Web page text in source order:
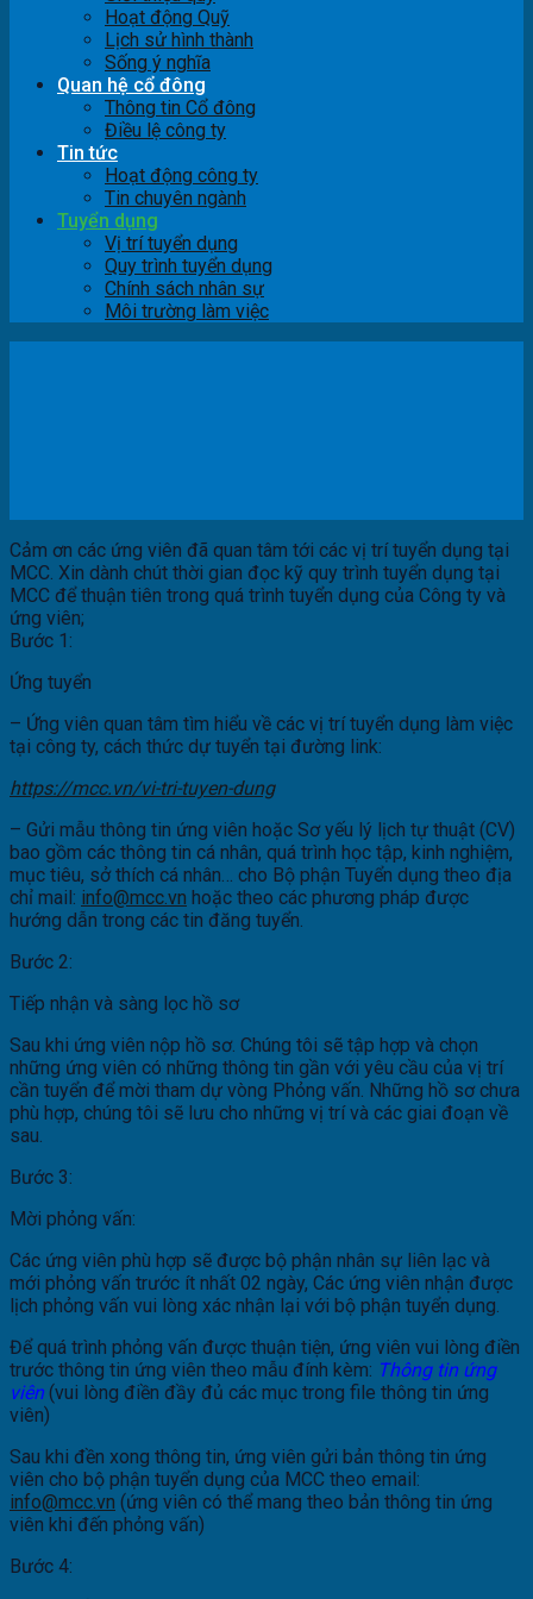
Hoạt động Quỹ
Lịch sử hình thành
Sống ý nghĩa
Quan hệ cổ đông
Thông tin Cổ đông
Điều lệ công ty
Tin tức
Hoạt động công ty
Tin chuyên ngành
Tuyển dụng
Vị trí tuyển dụng
Quy trình tuyển dụng
Chính sách nhân sự
Môi trường làm việc
Cảm ơn các ứng viên đã quan tâm tới các vị trí tuyển dụng tại
MCC. Xin dành chút thời gian đọc kỹ quy trình tuyển dụng tại
MCC để thuận tiên trong quá trình tuyển dụng của Công ty và
ứng viên;
Bước 1:
Ứng tuyển
– Ứng viên quan tâm tìm hiểu về các vị trí tuyển dụng làm việc
tại công ty, cách thức dự tuyển tại đường link:
https://mcc.vn/vi-tri-tuyen-dung
– Gửi mẫu thông tin ứng viên hoặc Sơ yếu lý lịch tự thuật (CV)
bao gồm các thông tin cá nhân, quá trình học tập, kinh nghiệm,
mục tiêu, sở thích cá nhân… cho Bộ phận Tuyển dụng theo địa
chỉ mail: info@mcc.vn hoặc theo các phương pháp được
hướng dẫn trong các tin đăng tuyển.
Bước 2:
Tiếp nhận và sàng lọc hồ sơ
Sau khi ứng viên nộp hồ sơ. Chúng tôi sẽ tập hợp và chọn
những ứng viên có những thông tin gần với yêu cầu của vị trí
cần tuyển để mời tham dự vòng Phỏng vấn. Những hồ sơ chưa
phù hợp, chúng tôi sẽ lưu cho những vị trí và các giai đoạn về
sau.
Bước 3:
Mời phỏng vấn:
Các ứng viên phù hợp sẽ được bộ phận nhân sự liên lạc và
mới phỏng vấn trước ít nhất 02 ngày, Các ứng viên nhận được
lịch phỏng vấn vui lòng xác nhận lại với bộ phận tuyển dụng.
Để quá trình phỏng vấn được thuận tiện, ứng viên vui lòng điền
trước thông tin ứng viên theo mẫu đính kèm: Thông tin ứng
viên(vui lòng điền đầy đủ các mục trong file thông tin ứng
viên)
Sau khi đền xong thông tin, ứng viên gửi bản thông tin ứng
viên cho bộ phận tuyển dụng của MCC theo email:
info@mcc.vn (ứng viên có thể mang theo bản thông tin ứng
viên khi đến phỏng vấn)
Bước 4: